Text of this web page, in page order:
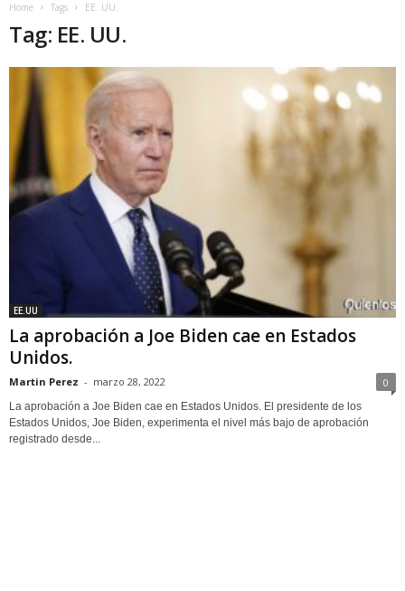
Home Tags EE. UU.
Tag: EE. UU.
EE.UU
La aprobación a Joe Biden cae en Estados
Unidos.
Martin Perez - marzo 28, 2022 0
La aprobación a Joe Biden cae en Estados Unidos. El presidente de los
Estados Unidos, Joe Biden, experimenta el nivel más bajo de aprobación
registrado desde...